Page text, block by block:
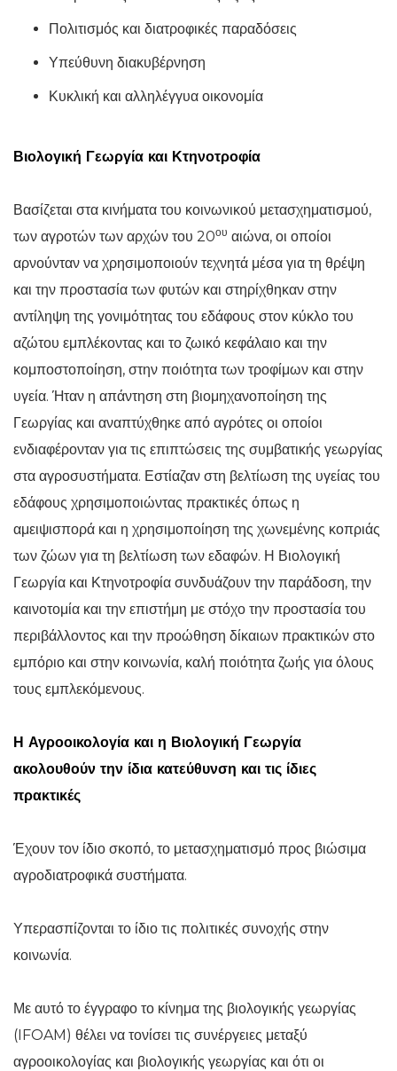
Πολιτισμός και διατροφικές παραδόσεις
Υπεύθυνη διακυβέρνηση
Κυκλική και αλληλέγγυα οικονομία
Βιολογική Γεωργία και Κτηνοτροφία
Βασίζεται στα κινήματα του κοινωνικού μετασχηματισμού,
των αγροτών των αρχών του 20ου αιώνα, οι οποίοι
αρνούνταν να χρησιμοποιούν τεχνητά μέσα για τη θρέψη
και την προστασία των φυτών και στηρίχθηκαν στην
αντίληψη της γονιμότητας του εδάφους στον κύκλο του
αζώτου εμπλέκοντας και το ζωικό κεφάλαιο και την
κομποστοποίηση, στην ποιότητα των τροφίμων και στην
υγεία. Ήταν η απάντηση στη βιομηχανοποίηση της
Γεωργίας και αναπτύχθηκε από αγρότες οι οποίοι
ενδιαφέρονταν για τις επιπτώσεις της συμβατικής γεωργίας
στα αγροσυστήματα. Εστίαζαν στη βελτίωση της υγείας του
εδάφους χρησιμοποιώντας πρακτικές όπως η
αμειψισπορά και η χρησιμοποίηση της χωνεμένης κοπριάς
των ζώων για τη βελτίωση των εδαφών. Η Βιολογική
Γεωργία και Κτηνοτροφία συνδυάζουν την παράδοση, την
καινοτομία και την επιστήμη με στόχο την προστασία του
περιβάλλοντος και την προώθηση δίκαιων πρακτικών στο
εμπόριο και στην κοινωνία, καλή ποιότητα ζωής για όλους
τους εμπλεκόμενους.
Η Αγροοικολογία και η Βιολογική Γεωργία
ακολουθούν την ίδια κατεύθυνση και τις ίδιες
πρακτικές
Έχουν τον ίδιο σκοπό, το μετασχηματισμό προς βιώσιμα
αγροδιατροφικά συστήματα.
Υπερασπίζονται το ίδιο τις πολιτικές συνοχής στην
κοινωνία.
Με αυτό το έγγραφο το κίνημα της βιολογικής γεωργίας
(IFOAM) θέλει να τονίσει τις συνέργειες μεταξύ
αγροοικολογίας και βιολογικής γεωργίας και ότι οι